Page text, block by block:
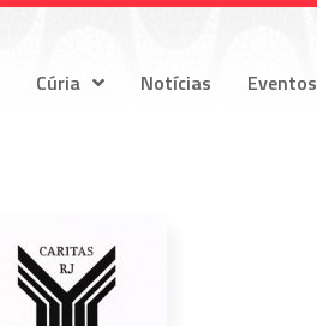
Cúria Notícias Eventos